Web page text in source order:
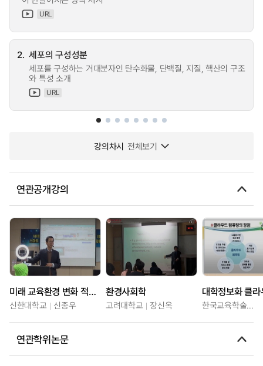
URL
2. 세포의 구성성분
세포를 구성하는 거대분자인 탄수화물, 단백질, 지질, 핵산의 구조
와 특성 소개
URL
강의차시 전체보기
연관공개강의
미래 교육환경 변화 적응력 강화 (광주여자대학교)
신한대학교 신종우
환경사회학
고려대학교 장신옥 한국교육학술정보원
연관학위논문